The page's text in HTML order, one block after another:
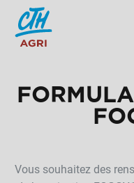
Vous souhaitez des